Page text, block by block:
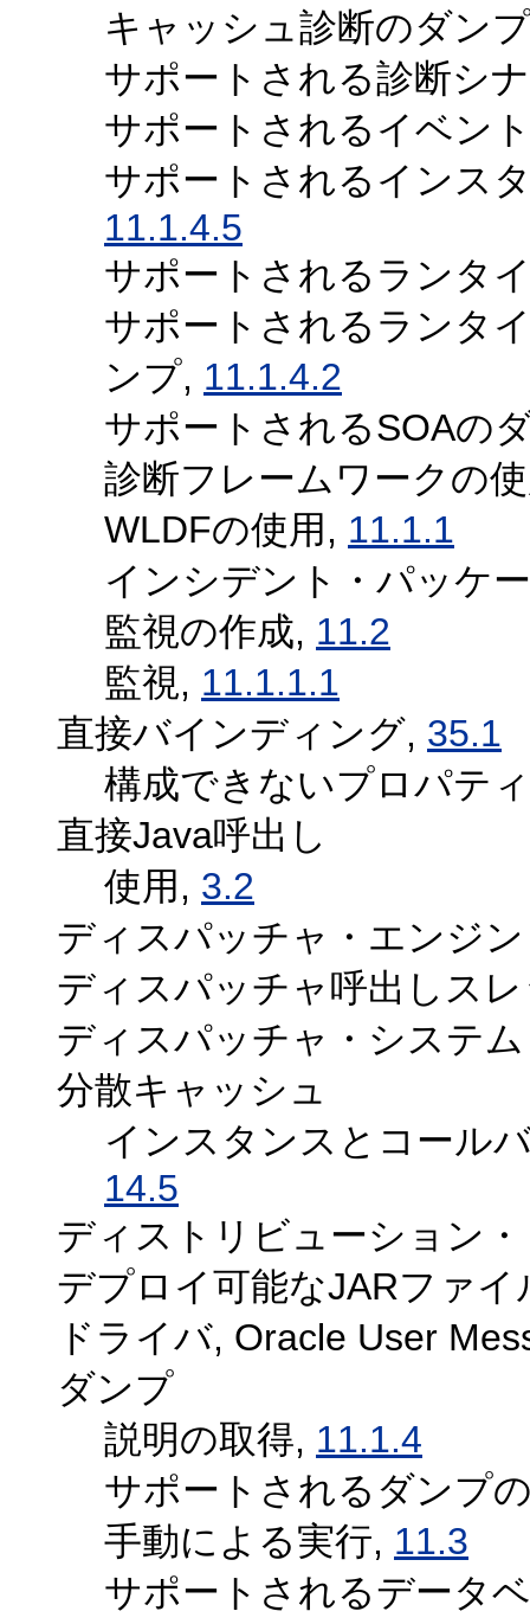
キャッシュ診断のダン
サポートされる診断シ
サポートされるイベン
サポートされるインス
11.1.4.5
サポートされるランタ
サポートされるランタ
ンプ, 11.1.4.2
サポートされるSOAの
診断フレームワークの
WLDFの使用, 11.1.1
インシデント・パッケ
監視の作成, 11.2
監視, 11.1.1.1
直接バインディング, 35.1
構成できないプロパテ
直接Java呼出し
使用, 3.2
ディスパッチャ・エンジ
ディスパッチャ呼出しス
ディスパッチャ・システ
分散キャッシュ
インスタンスとコール
14.5
ディストリビューション
デプロイ可能なJARファ
ドライバ, Oracle User
ダンプ
説明の取得, 11.1.4
サポートされるダンプ
手動による実行, 11.3
サポートされるデータ